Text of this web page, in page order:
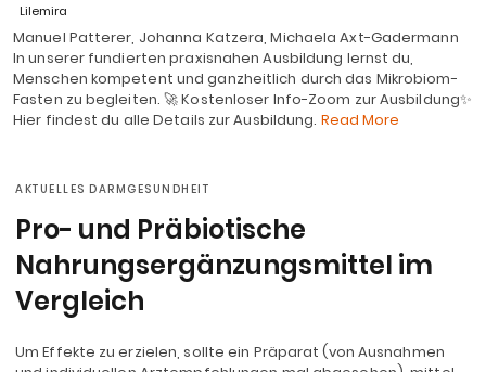
Lilemira
Manuel Patterer, Johanna Katzera, Michaela Axt-Gadermann
In unserer fundierten praxisnahen Ausbildung lernst du,
Menschen kompetent und ganzheitlich durch das Mikrobiom-
Fasten zu begleiten. 🚀 Kostenloser Info-Zoom zur Ausbildung✨
Hier findest du alle Details zur Ausbildung. Read More
AKTUELLES DARMGESUNDHEIT
Pro- und Präbiotische
Nahrungsergänzungsmittel im
Vergleich
Um Effekte zu erzielen, sollte ein Präparat (von Ausnahmen